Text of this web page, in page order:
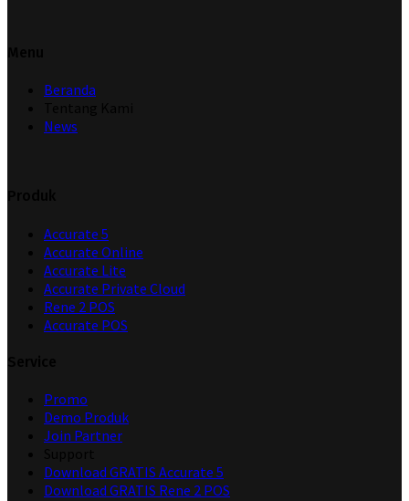
Beranda
News
Accurate 5
Accurate Online
Accurate Lite
Accurate Private Cloud
Rene 2 POS
Accurate POS
Promo
Demo Produk
Join Partner
Download GRATIS Accurate 5
Download GRATIS Rene 2 POS